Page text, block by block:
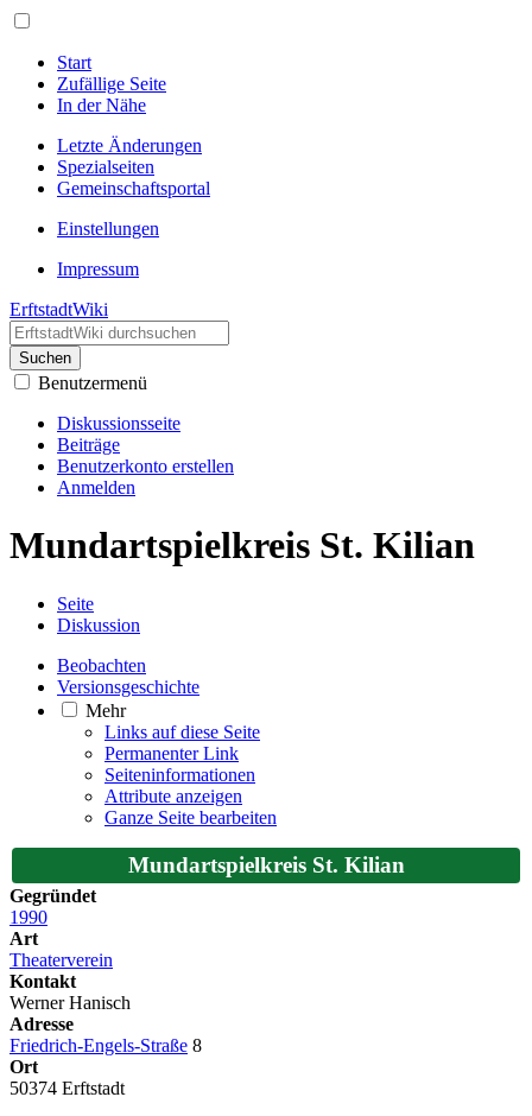
Start
Zufällige Seite
In der Nähe
Letzte Änderungen
Spezialseiten
Gemeinschafts­portal
Einstellungen
Impressum
ErftstadtWiki
Suchen
Benutzermenü
Diskussionsseite
Beiträge
Benutzerkonto erstellen
Anmelden
Mundartspielkreis St. Kilian
Seite
Diskussion
Beobachten
Versionsgeschichte
Mehr
Links auf diese Seite
Permanenter Link
Seiten­­informationen
Attribute anzeigen
Ganze Seite bearbeiten
Mundartspielkreis St. Kilian
Gegründet
1990
Art
Theaterverein
Kontakt
Werner Hanisch
Adresse
Friedrich-Engels-Straße 8
Ort
50374 Erftstadt